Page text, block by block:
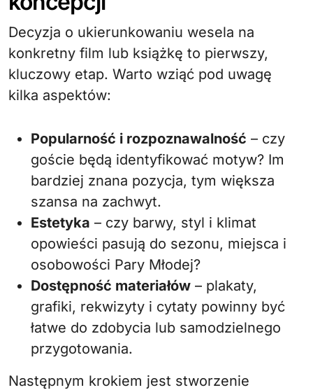
Decyzja o ukierunkowaniu wesela na
konkretny film lub książkę to pierwszy,
kluczowy etap. Warto wziąć pod uwagę
kilka aspektów:
Popularność i rozpoznawalność – czy
goście będą identyfikować motyw? Im
bardziej znana pozycja, tym większa
szansa na zachwyt.
Estetyka – czy barwy, styl i klimat
opowieści pasują do sezonu, miejsca i
osobowości Pary Młodej?
Dostępność materiałów – plakaty,
grafiki, rekwizyty i cytaty powinny być
łatwe do zdobycia lub samodzielnego
przygotowania.
Następnym krokiem jest stworzenie